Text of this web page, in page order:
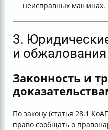
неисправных машинах.
3.
и
Законность и
По закону (статья 28.1
право сообщать о